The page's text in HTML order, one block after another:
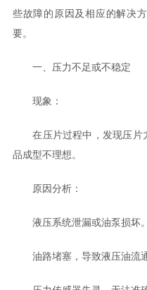
些故障的原因及相应的解决
要。
一、压力不足或不稳定
现象：
在压片过程中，发现压片
品成型不理想。
原因分析：
液压系统泄漏或油泵损坏。
油路堵塞，导致液压油流通